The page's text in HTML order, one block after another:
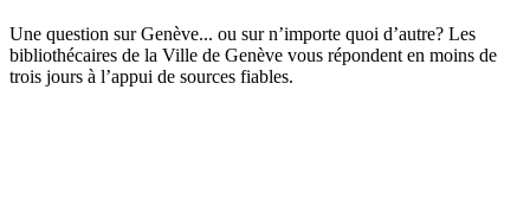
Une question sur Genève... ou sur n’importe quoi d’autre? Les
bibliothécaires de la Ville de Genève vous répondent en moins de
trois jours à l’appui de sources fiables.